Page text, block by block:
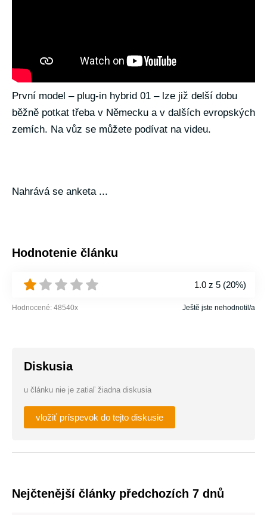
První model – plug-in hybrid 01 – lze již delší dobu
běžně potkat třeba v Německu a v dalších evropských
zemích. Na vůz se můžete podívat na videu.
Nahrává se anketa ...
Hodnotenie článku
1.0 z 5 (20%)
Hodnocené: 48540x Ještě jste nehodnotil/a
Diskusia
u článku nie je zatiaľ žiadna diskusia
vložiť príspevok do tejto diskusie
Nejčtenější články předchozích 7 dnů